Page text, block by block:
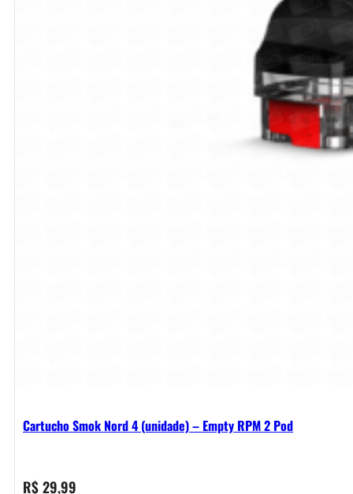
Cartucho Smok Nord 4 (unidade) – Empty RPM 2 Pod
R$29,99